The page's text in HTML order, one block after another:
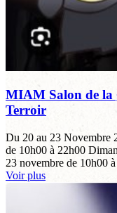
MIAM Salon de la
Terroir
Du 20 au 23 Novembre
de 10h00 à 22h00
23 novembre de 10h00
Voir plus